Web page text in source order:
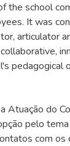
school
It was
articulator
pedagogical
do
pelo
com